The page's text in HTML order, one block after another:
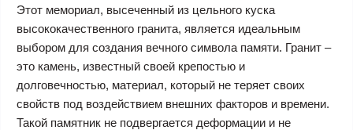
Этот мемориал, высеченный из цельного куска
высококачественного гранита, является идеальным
выбором для создания вечного символа памяти. Гранит –
это камень, известный своей крепостью и
долговечностью, материал, который не теряет своих
свойств под воздействием внешних факторов и времени.
Такой памятник не подвергается деформации и не